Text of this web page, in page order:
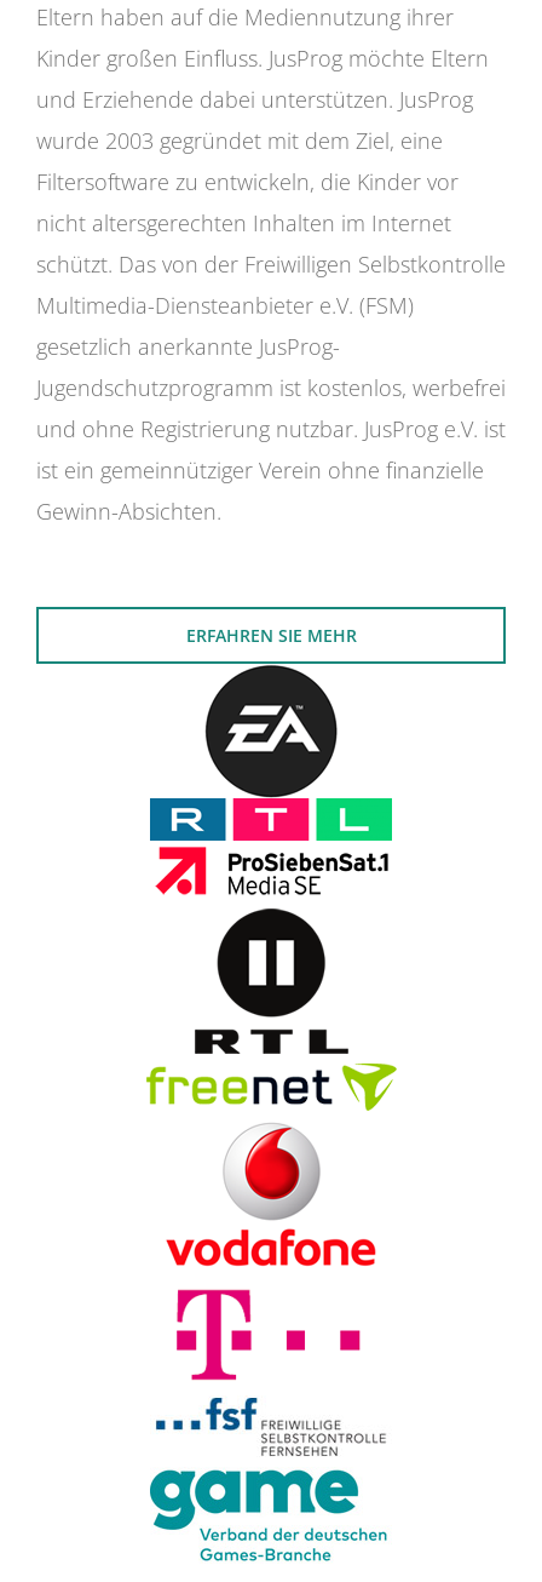
Eltern haben auf die Mediennutzung ihrer
Kinder großen Einfluss. JusProg möchte Eltern
und Erziehende dabei unterstützen. JusProg
wurde 2003 gegründet mit dem Ziel, eine
Filtersoftware zu entwickeln, die Kinder vor
nicht altersgerechten Inhalten im Internet
schützt. Das von der Freiwilligen Selbstkontrolle
Multimedia-Diensteanbieter e.V. (FSM)
gesetzlich anerkannte JusProg-
Jugendschutzprogramm ist kostenlos, werbefrei
und ohne Registrierung nutzbar. JusProg e.V. ist
ist ein gemeinnütziger Verein ohne finanzielle
Gewinn-Absichten.
ERFAHREN SIE MEHR